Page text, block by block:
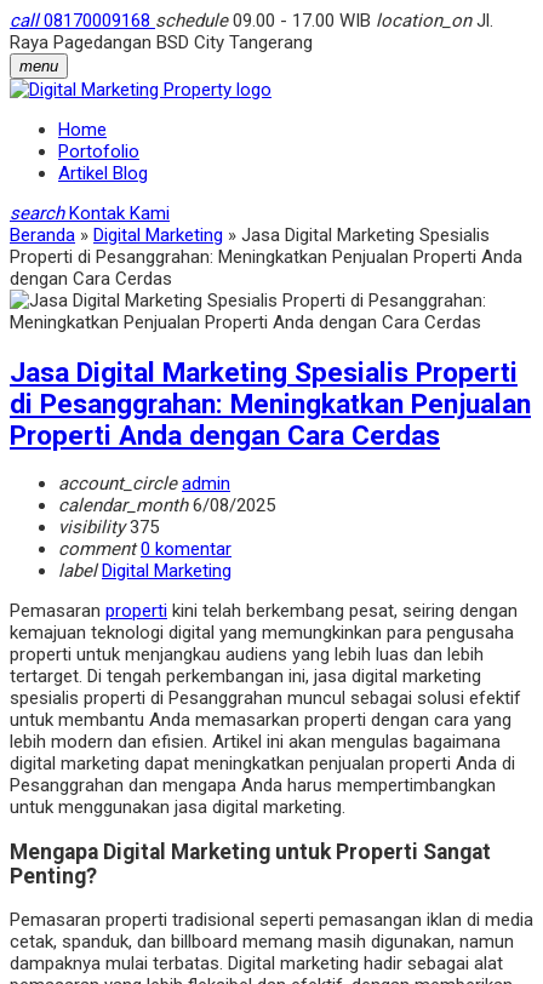
call08170009168 schedule09.00 - 17.00 WIB location_onJl.
Raya Pagedangan BSD City Tangerang
menu
Home
Portofolio
Artikel Blog
search Kontak Kami
Beranda » Digital Marketing » Jasa Digital Marketing Spesialis
Properti di Pesanggrahan: Meningkatkan Penjualan Properti Anda
dengan Cara Cerdas
Jasa Digital Marketing Spesialis Properti
di Pesanggrahan: Meningkatkan Penjualan
Properti Anda dengan Cara Cerdas
account_circle admin
calendar_month6/08/2025
visibility375
comment 0 komentar
label Digital Marketing
Pemasaran properti kini telah berkembang pesat, seiring dengan
kemajuan teknologi digital yang memungkinkan para pengusaha
properti untuk menjangkau audiens yang lebih luas dan lebih
tertarget. Di tengah perkembangan ini, jasa digital marketing
spesialis properti di Pesanggrahan muncul sebagai solusi efektif
untuk membantu Anda memasarkan properti dengan cara yang
lebih modern dan efisien. Artikel ini akan mengulas bagaimana
digital marketing dapat meningkatkan penjualan properti Anda di
Pesanggrahan dan mengapa Anda harus mempertimbangkan
untuk menggunakan jasa digital marketing.
Mengapa Digital Marketing untuk Properti Sangat
Penting?
Pemasaran properti tradisional seperti pemasangan iklan di media
cetak, spanduk, dan billboard memang masih digunakan, namun
dampaknya mulai terbatas. Digital marketing hadir sebagai alat